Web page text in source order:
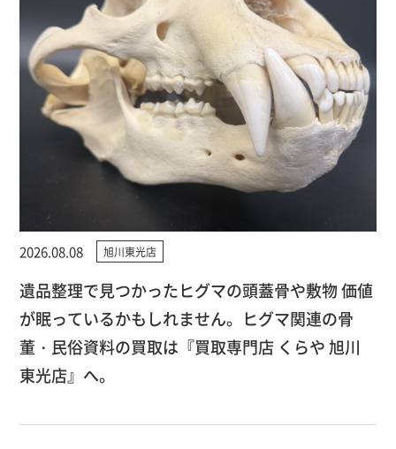
2026.08.08 旭川東光店
遺品整理で見つかったヒグマの頭蓋骨や敷物 価値
が眠っているかもしれません。ヒグマ関連の骨
董・民俗資料の買取は『買取専門店 くらや 旭川
東光店』へ。